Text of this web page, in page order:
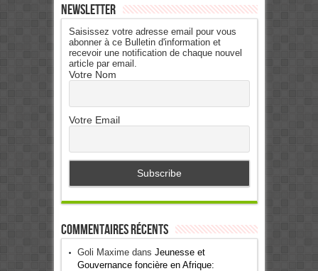
Newsletter
Saisissez votre adresse email pour vous
abonner à ce Bulletin d'information et
recevoir une notification de chaque nouvel
article par email.
Votre Nom
Votre Email
Commentaires récents
Goli Maximedans Jeunesse et
Gouvernance foncière en Afrique: